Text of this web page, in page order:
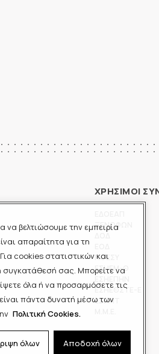
να βελτιώσουμε την εμπειρία
απαραίτητα για τη
cookies στατιστικών και
σας. Μπορείτε να
όλα ή να προσαρμόσετε τις
πάντα δυνατή μέσω των
Πολιτική Cookies.
όλων Αποδοχή όλων
ΧΡΗΣΙΜΟΙ
ΞΕΝΟΦΩΝ
ΠΟΕΣΥ
ΕΣΗΕΜ-Θ
ΕΣΗΕΘΣΤΕ-Ε
ΕΣΠΗΤ